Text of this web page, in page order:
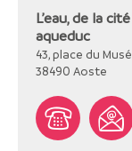
L’eau, de la
aqueduc
43, place du
38490 Aoste